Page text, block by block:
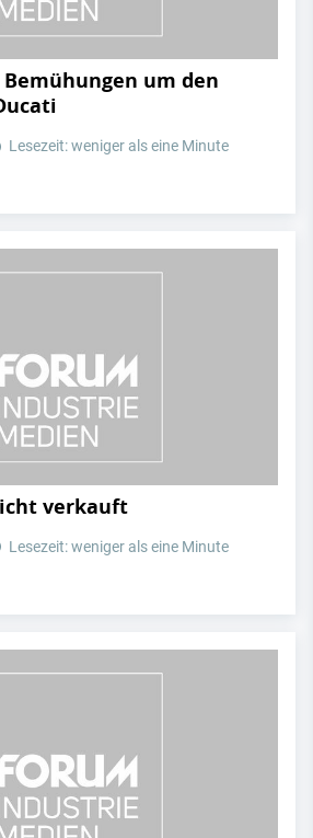
um den
Lesezeit: weniger als eine Minute
verkauft
Lesezeit: weniger als eine Minute